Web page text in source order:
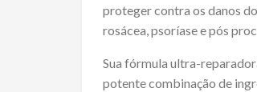
proteger contra os danos
rosácea, psoríase e pós
Sua fórmula ultra-
potente combinação de